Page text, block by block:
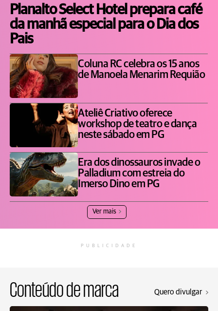
Planalto Select Hotel prepara café
da manhã especial para o Dia dos
Pais
Coluna RC celebra os 15 anos
de Manoela Menarim Requião
Ateliê Criativo oferece
workshop de teatro e dança
neste sábado em PG
Era dos dinossauros invade o
Palladium com estreia do
Imerso Dino em PG
Ver mais
PUBLICIDADE
Conteúdo de marca Quero divulgar